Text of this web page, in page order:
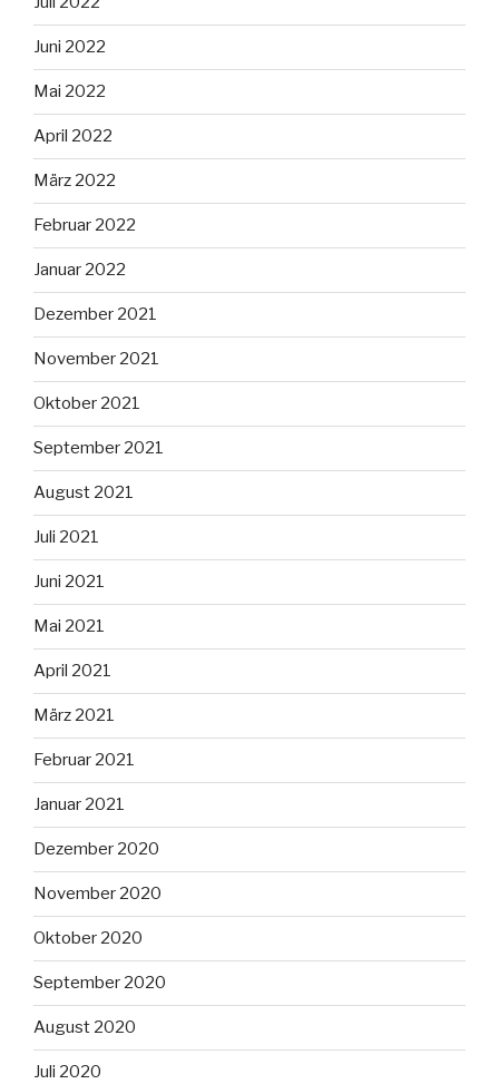
Juni 2022
Mai 2022
April 2022
März 2022
Februar 2022
Januar 2022
Dezember 2021
November 2021
Oktober 2021
September 2021
August 2021
Juli 2021
Juni 2021
Mai 2021
April 2021
März 2021
Februar 2021
Januar 2021
Dezember 2020
November 2020
Oktober 2020
September 2020
August 2020
Juli 2020